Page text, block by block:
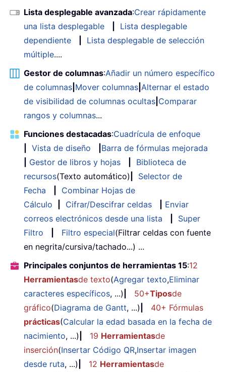
Lista desplegable avanzada:Crear rápidamente
una lista desplegable
Lista desplegable
dependiente
Lista desplegable de selección
múltiple....
Gestor de columnas:Añadir un número específico
de columnas Mover columnas Alternar el estado
de visibilidad de columnas ocultas Comparar
rangos y columnas...
Funciones destacadas:Cuadrícula de enfoque
Vista de diseño
Barra de fórmulas mejorada
Gestor de libros y hojas
Biblioteca de
recursos(Texto automático)
Selector de
Fecha
Combinar Hojas de
Cálculo
Cifrar/Descifrar celdas
Enviar
correos electrónicos desde una lista
Super
Filtro
Filtro especial(Filtrar celdas con fuente
en negrita/cursiva/tachado...) ...
Principales conjuntos de herramientas 15:12
Herramientasde texto(Agregar texto,Eliminar
caracteres específicos, ...) 50+Tiposde
gráfico(Diagrama de Gantt, ...)
40+ Fórmulas
prácticas(Calcular la edad basada en la fecha de
nacimiento, ...) 19 Herramientasde
inserción(Insertar Código QR,Insertar imagen
desde ruta, ...) 12 Herramientasde